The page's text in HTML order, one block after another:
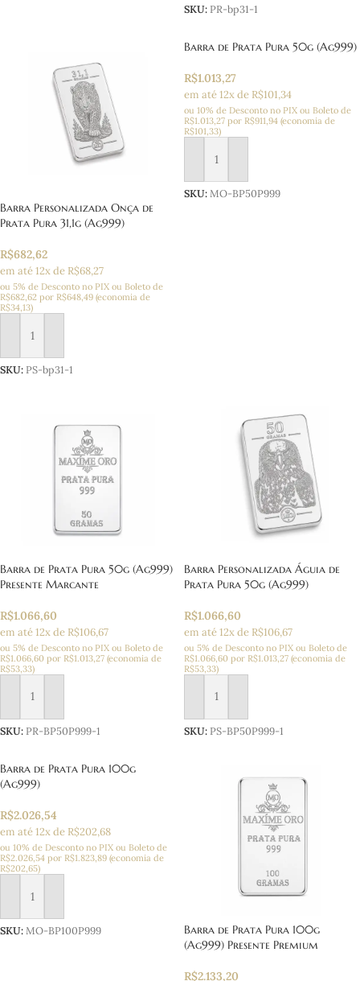
SKU: PR-bp31-1
Barra Personalizada Onça de
Prata Pura 31,1g (Ag999)
R$682,62
em até 12x de R$68,27
ou 5% de Desconto no PIX ou Boleto de
R$682,62 por R$648,49 (economia de
R$34,13)
Adicionar ao carrinho
SKU: PS-bp31-1
Barra de Prata Pura 50g (Ag999)
R$1.013,27
em até 12x de R$101,34
ou 10% de Desconto no PIX ou Boleto de
R$1.013,27 por R$911,94 (economia de
R$101,33)
Adicionar ao carrinho
SKU:MO-BP50P999
Barra de Prata Pura 50g (Ag999)
Presente Marcante
R$1.066,60
em até 12x de R$106,67
ou 5% de Desconto no PIX ou Boleto de
R$1.066,60 por R$1.013,27 (economia de
R$53,33)
Adicionar ao carrinho
SKU: PR-BP50P999-1
Barra Personalizada Águia de
Prata Pura 50g (Ag999)
R$1.066,60
em até 12x de R$106,67
ou 5% de Desconto no PIX ou Boleto de
R$1.066,60 por R$1.013,27 (economia de
R$53,33)
Adicionar ao carrinho
SKU: PS-BP50P999-1
Barra de Prata Pura 100g
(Ag999)
R$2.026,54
em até 12x de R$202,68
ou 10% de Desconto no PIX ou Boleto de
R$2.026,54 por R$1.823,89 (economia de
R$202,65)
Adicionar ao carrinho
SKU:MO-BP100P999
Barra de Prata Pura 100g
(Ag999) Presente Premium
R$2.133,20